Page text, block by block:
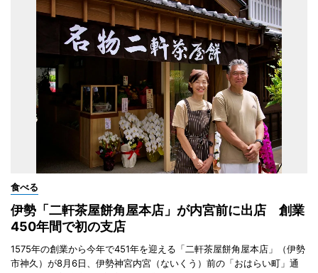
食べる
伊勢「二軒茶屋餅角屋本店」が内宮前に出店 創業
450年間で初の支店
1575年の創業から今年で451年を迎える「二軒茶屋餅角屋本店」（伊勢
市神久）が8月6日、伊勢神宮内宮（ないくう）前の「おはらい町」通